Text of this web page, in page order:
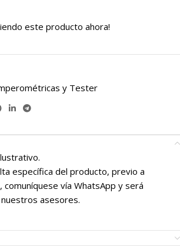
este producto ahora!
y Tester
específica del producto, previo a
vía WhatsApp y será
asesores.